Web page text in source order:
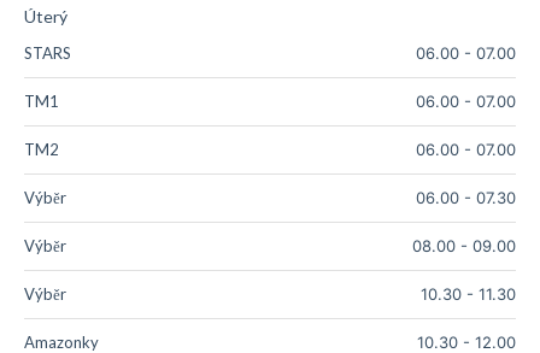
Úterý
STARS 06.00 - 07.00
TM1 06.00 - 07.00
TM2 06.00 - 07.00
Výběr 06.00 - 07.30
Výběr 08.00 - 09.00
Výběr 10.30 - 11.30
Amazonky 10.30 - 12.00